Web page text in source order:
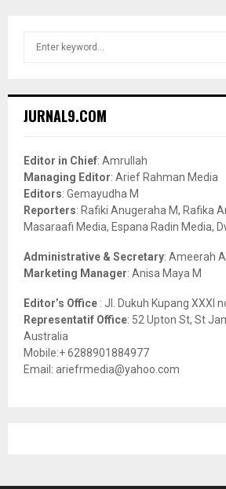
h
o
r
:
JURNAL9.COM
Editor in Chief: Amrullah
Managing Editor: Arief Rahman Media
Editors: Gemayudha M
Reporters: Rafiki Anugeraha M, Rafika
Masaraafi Media, Espana Radin Media,
Administrative & Secretary: Ameerah
Marketing Manager: Anisa Maya M
Editor’s Office : Jl. Dukuh Kupang XXXI
Representatif Office: 52 Upton St, St
Australia
Mobile:+ 6288901884977
Email: ariefrmedia@yahoo.com